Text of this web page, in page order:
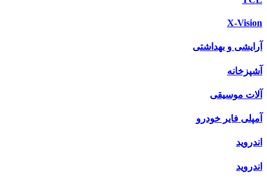
X-Vision
آرایشی و بهداشتی
آشپزخانه
آلات موسیقی
آمپلی فایر خودرو
اندروید
اندروید